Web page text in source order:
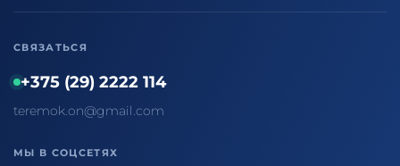
СВЯЗАТЬСЯ
+375 (29) 2222 114
teremok.on@gmail.com
МЫ В СОЦСЕТЯХ